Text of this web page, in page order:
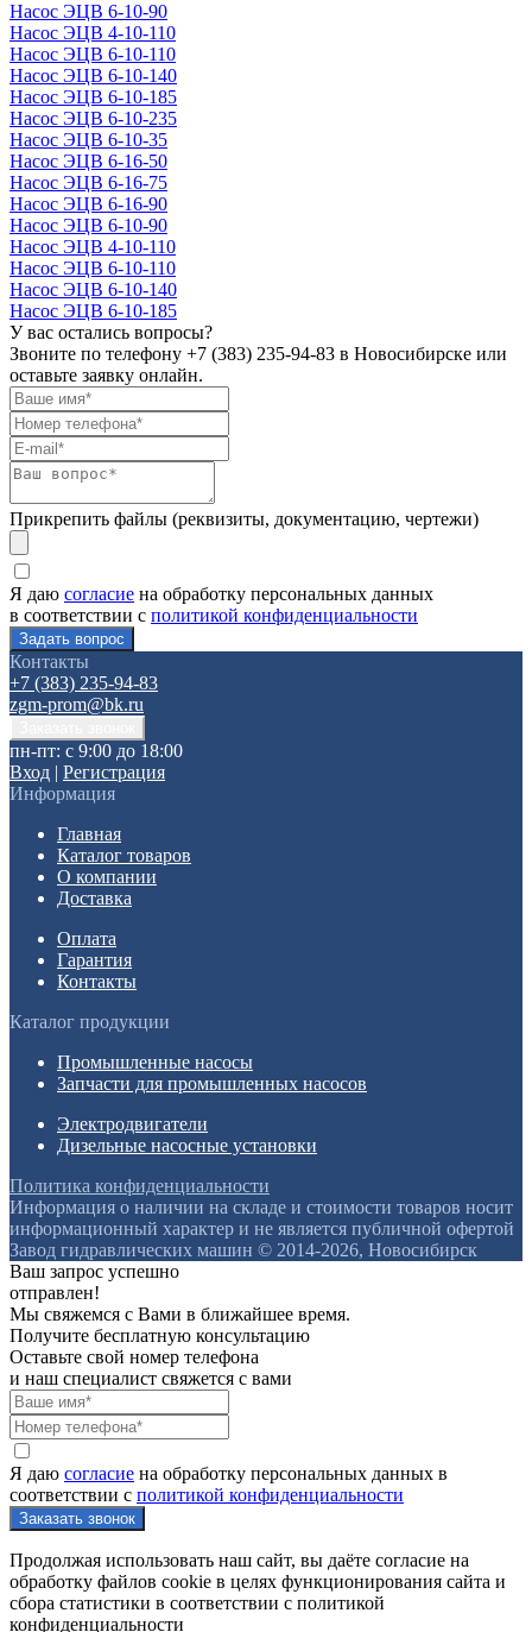
Насос ЭЦВ 6-10-90
Насос ЭЦВ 4-10-110
Насос ЭЦВ 6-10-110
Насос ЭЦВ 6-10-140
Насос ЭЦВ 6-10-185
Насос ЭЦВ 6-10-235
Насос ЭЦВ 6-10-35
Насос ЭЦВ 6-16-50
Насос ЭЦВ 6-16-75
Насос ЭЦВ 6-16-90
Насос ЭЦВ 6-10-90
Насос ЭЦВ 4-10-110
Насос ЭЦВ 6-10-110
Насос ЭЦВ 6-10-140
Насос ЭЦВ 6-10-185
У вас остались вопросы?
Звоните по телефону +7 (383) 235-94-83 в Новосибирске или
оставьте заявку онлайн.
Прикрепить файлы (реквизиты, документацию, чертежи)
Я даю согласие на обработку персональных данных
в соответствии с политикой конфиденциальности
Контакты
+7 (383) 235-94-83
zgm-prom@bk.ru
пн-пт: с 9:00 до 18:00
Вход | Регистрация
Информация
Главная
Каталог товаров
О компании
Доставка
Оплата
Гарантия
Контакты
Каталог продукции
Промышленные насосы
Запчасти для промышленных насосов
Электродвигатели
Дизельные насосные установки
Политика конфиденциальности
Информация о наличии на складе и стоимости товаров носит
информационный характер и не является публичной офертой
Завод гидравлических машин © 2014-2026, Новосибирск
Ваш запрос успешно
отправлен!
Мы свяжемся с Вами в ближайшее время.
Получите бесплатную консультацию
Оставьте свой номер телефона
и наш специалист свяжется с вами
Я даю согласие на обработку персональных данных в
соответствии с политикой конфиденциальности
Продолжая использовать наш сайт, вы даёте согласие на
обработку файлов cookie в целях функционирования сайта и
сбора статистики в соответствии с политикой
конфиденциальности